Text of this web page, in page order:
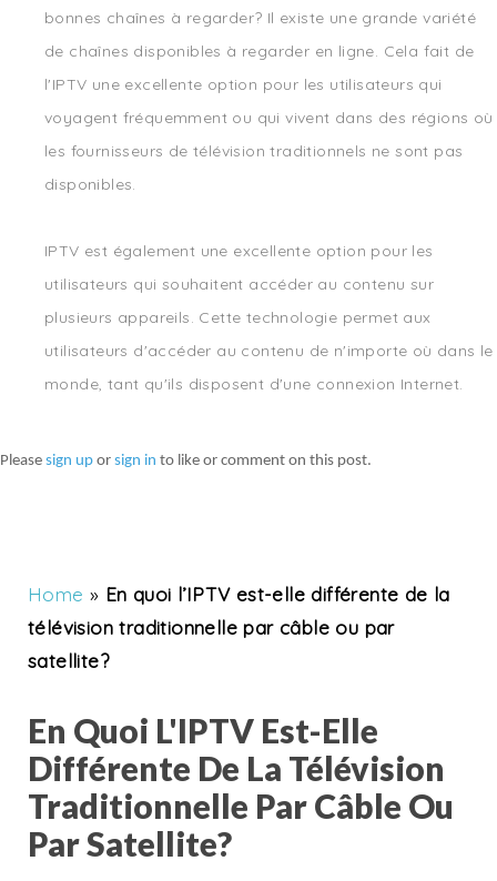
bonnes chaînes à regarder? Il existe une grande variété
de chaînes disponibles à regarder en ligne. Cela fait de
l'IPTV une excellente option pour les utilisateurs qui
voyagent fréquemment ou qui vivent dans des régions où
les fournisseurs de télévision traditionnels ne sont pas
disponibles.
IPTV est également une excellente option pour les
utilisateurs qui souhaitent accéder au contenu sur
plusieurs appareils. Cette technologie permet aux
utilisateurs d'accéder au contenu de n'importe où dans le
monde, tant qu'ils disposent d'une connexion Internet.
Please sign up or sign in to like or comment on this post.
Home » En quoi l’IPTV est-elle différente de la
télévision traditionnelle par câble ou par
satellite?
En Quoi L'IPTV Est-Elle
Différente De La Télévision
Traditionnelle Par Câble Ou
Par Satellite?